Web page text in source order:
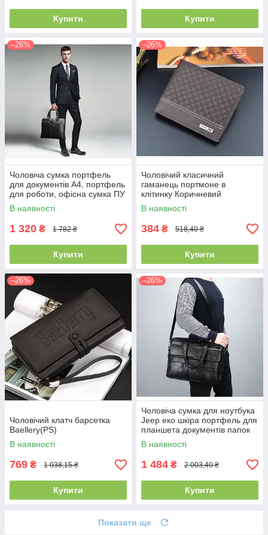
Купити Купити
–26%
Чоловіча сумка портфель
для документів А4, портфель
для роботи, офісна сумка ПУ
шкіра чорна, коричнева(PS)
В наявності
1 320 ₴ 1 782 ₴
Купити
–26%
Чоловічий класичний
гаманець портмоне в
клітинку Коричневий
В наявності
384 ₴ 518,40 ₴
Купити
–26%
Чоловічий клатч барсетка
Baellery(PS)
В наявності
769 ₴ 1 038,15 ₴
Купити
–26%
Чоловіча сумка для ноутбука
Jeep еко шкіра портфель для
планшета документів папок
А4(PS)
В наявності
1 484 ₴ 2 003,40 ₴
Купити
Показати ще